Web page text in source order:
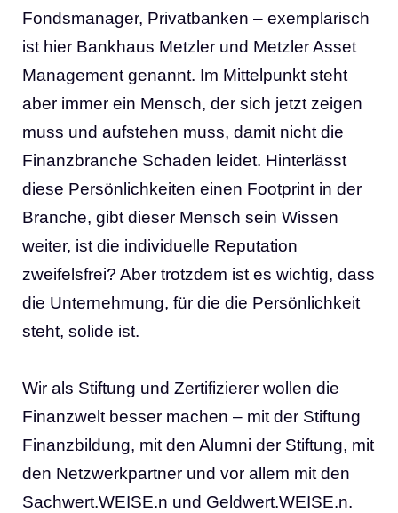
Fondsmanager, Privatbanken – exemplarisch
ist hier Bankhaus Metzler und Metzler Asset
Management genannt. Im Mittelpunkt steht
aber immer ein Mensch, der sich jetzt zeigen
muss und aufstehen muss, damit nicht die
Finanzbranche Schaden leidet. Hinterlässt
diese Persönlichkeiten einen Footprint in der
Branche, gibt dieser Mensch sein Wissen
weiter, ist die individuelle Reputation
zweifelsfrei? Aber trotzdem ist es wichtig, dass
die Unternehmung, für die die Persönlichkeit
steht, solide ist.
Wir als Stiftung und Zertifizierer wollen die
Finanzwelt besser machen – mit der Stiftung
Finanzbildung, mit den Alumni der Stiftung, mit
den Netzwerkpartner und vor allem mit den
Sachwert.WEISE.n und Geldwert.WEISE.n.